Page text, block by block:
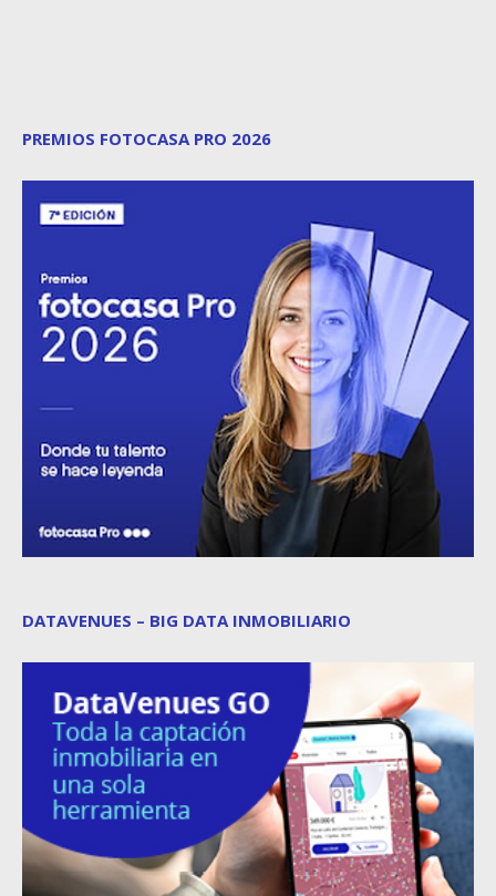
PREMIOS FOTOCASA PRO 2026
DATAVENUES – BIG DATA INMOBILIARIO